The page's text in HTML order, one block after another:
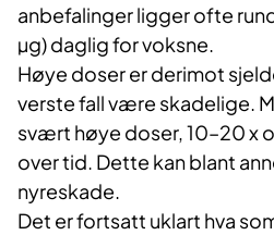
anbefalinger ligger ofte
µg) daglig for voksne.
Høye doser er derimot
verste fall være skadelige.
svært høye doser, 10–20 x
over tid. Dette kan blant
nyreskade.
Det er fortsatt uklart hva